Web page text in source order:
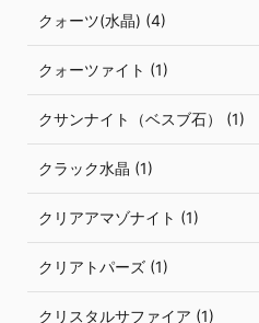
クォーツ(水晶) (4)
クォーツァイト (1)
クサンナイト（ベスブ石） (1)
クラック水晶 (1)
クリアアマゾナイト (1)
クリアトパーズ (1)
クリスタルサファイア (1)